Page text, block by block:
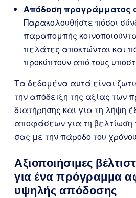
Απόδοση προγράμματος
Παρακολουθήστε πόσοι
παραπομπής
πελάτες αποκτώνται και
προκύπτουν από τους
Τα δεδομένα αυτά είναι
την απόδειξη της αξίας των
διατήρησης και για τη λήψη
αποφάσεων για τη βελτίωση
σας με την πάροδο του
Αξιοποιήσιμες
για ένα πρόγραμμα
υψηλής απόδοσης